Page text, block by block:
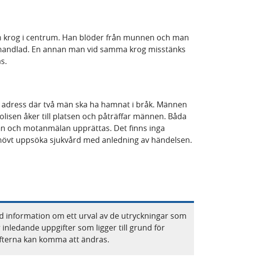
i centrum. Han blöder från munnen och man
En annan man vid samma krog misstänks
där två män ska ha hamnat i bråk. Männen
åker till platsen och påträffar männen. Båda
och motanmälan upprättas. Det finns inga
uppsöka sjukvård med anledning av händelsen.
information om ett urval av de utryckningar som
uppgifter som ligger till grund för
kan komma att ändras.